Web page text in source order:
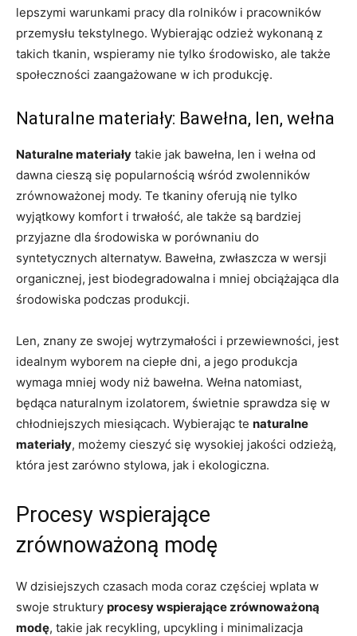
lepszymi warunkami pracy dla rolników i pracowników
przemysłu tekstylnego. Wybierając odzież wykonaną z
takich tkanin, wspieramy nie tylko środowisko, ale także
społeczności zaangażowane w ich produkcję.
Naturalne materiały: Bawełna, len, wełna
Naturalne materiały takie jak bawełna, len i wełna od
dawna cieszą się popularnością wśród zwolenników
zrównoważonej mody. Te tkaniny oferują nie tylko
wyjątkowy komfort i trwałość, ale także są bardziej
przyjazne dla środowiska w porównaniu do
syntetycznych alternatyw. Bawełna, zwłaszcza w wersji
organicznej, jest biodegradowalna i mniej obciążająca dla
środowiska podczas produkcji.
Len, znany ze swojej wytrzymałości i przewiewności, jest
idealnym wyborem na ciepłe dni, a jego produkcja
wymaga mniej wody niż bawełna. Wełna natomiast,
będąca naturalnym izolatorem, świetnie sprawdza się w
chłodniejszych miesiącach. Wybierając te naturalne
materiały, możemy cieszyć się wysokiej jakości odzieżą,
która jest zarówno stylowa, jak i ekologiczna.
Procesy wspierające
zrównoważoną modę
W dzisiejszych czasach moda coraz częściej wplata w
swoje struktury procesy wspierające zrównoważoną
modę, takie jak recykling, upcykling i minimalizacja